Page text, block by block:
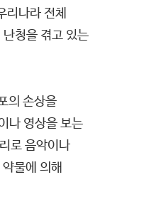
나라 전체
청을 겪고 있는
의 손상을
나 영상을 보는
로 음악이나
물에 의해